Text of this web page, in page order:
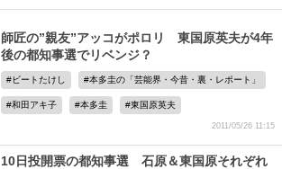
師匠の”親友”アッコがポロリ 東国原英夫が4年
後の都知事選でリベンジ？
ビートたけし 本多圭の「芸能界・今昔・裏・レポート」
和田アキ子 本多圭 東国原英夫
2011/05/26 11:15
10日投開票の都知事選 石原＆東国原それぞれ